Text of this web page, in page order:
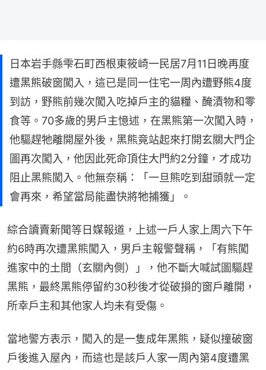
日本岩手縣雫石町西根東筱崎一民居7月11日晚再度
遭黑熊破窗闖入，這已是同一住宅一周內遭野熊4度
到訪，野熊前幾次闖入吃掉戶主的貓糧、醃漬物和零
食等。70多歲的男戶主憶述，在黑熊第一次闖入時，
他驅趕牠離開屋外後，黑熊竟站起來打開玄關大門企
圖再次闖入，他因此死命頂住大門約2分鐘，才成功
阻止黑熊闖入。他無奈稱：「一旦熊吃到甜頭就一定
會再來，希望當局能盡快將牠捕獲」。
綜合讀賣新聞等日媒報道，上述一戶人家上周六下午
約6時再次遭黑熊闖入，男戶主報警聲稱，「有熊闖
進家中的土間（玄關內側）」，他不斷大喊試圖驅趕
黑熊，最終黑熊停留約30秒後才從破損的窗戶離開，
所幸戶主和其他家人均未有受傷。
當地警方表示，闖入的是一隻成年黑熊，疑似撞破窗
戶後進入屋內，而這也是該戶人家一周內第4度遭黑